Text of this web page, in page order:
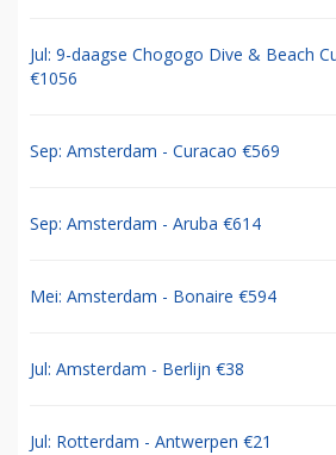
Jul: 9-daagse Chogogo Dive & Beach
€1056
Sep: Amsterdam - Curacao €569
Sep: Amsterdam - Aruba €614
Mei: Amsterdam - Bonaire €594
Jul: Amsterdam - Berlijn €38
Jul: Rotterdam - Antwerpen €21